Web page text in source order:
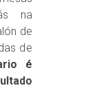
na
de
de
é